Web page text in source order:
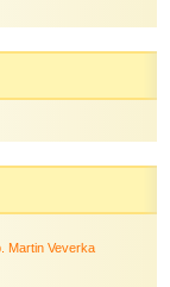
Martin Veverka